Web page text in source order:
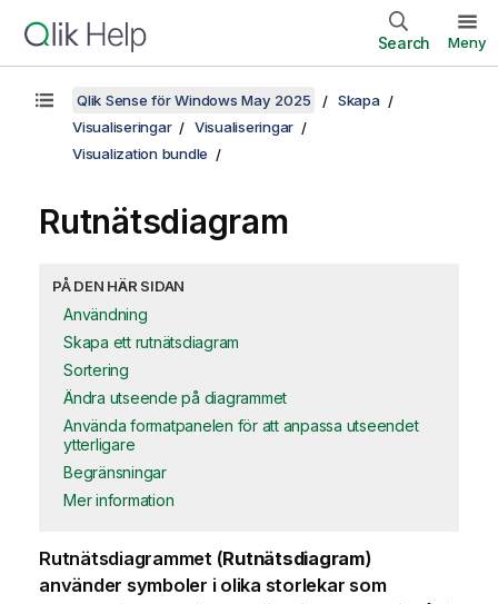
Search Meny
Qlik Sense för Windows May 2025
Skapa
Visualiseringar
Visualiseringar
Visualization bundle
Rutnätsdiagram
PÅ DEN HÄR SIDAN
Användning
Skapa ett rutnätsdiagram
Sortering
Ändra utseende på diagrammet
Använda formatpanelen för att anpassa utseendet
ytterligare
Begränsningar
Mer information
Rutnätsdiagrammet (Rutnätsdiagram)
använder symboler i olika storlekar som